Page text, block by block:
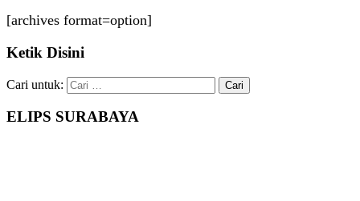
[archives format=option]
Ketik Disini
Cari untuk:
ELIPS SURABAYA